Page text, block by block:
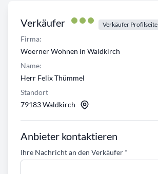
Verkäufer Verkäufer Profilseite
Firma:
Woerner Wohnen in Waldkirch
Name:
Herr Felix Thümmel
Standort
79183 Waldkirch
Anbieter kontaktieren
Ihre Nachricht an den Verkäufer *